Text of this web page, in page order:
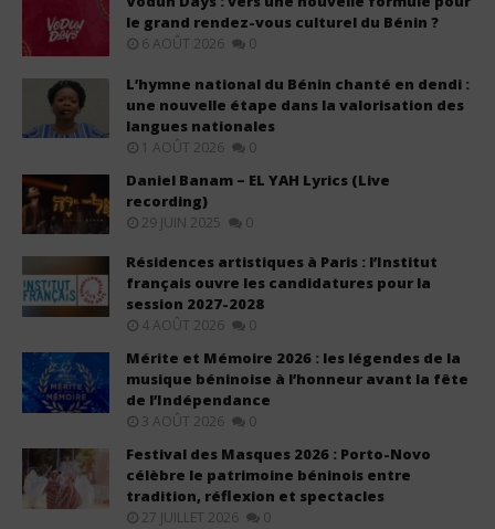
le grand rendez-vous culturel du Bénin ?
6 AOÛT 2026 0
L’hymne national du Bénin chanté en dendi :
une nouvelle étape dans la valorisation des
langues nationales
1 AOÛT 2026 0
Daniel Banam – EL YAH Lyrics (Live
recording)
29 JUIN 2025 0
Résidences artistiques à Paris : l’Institut
français ouvre les candidatures pour la
session 2027-2028
4 AOÛT 2026 0
Mérite et Mémoire 2026 : les légendes de la
musique béninoise à l’honneur avant la fête
de l’Indépendance
3 AOÛT 2026 0
Festival des Masques 2026 : Porto-Novo
célèbre le patrimoine béninois entre
tradition, réflexion et spectacles
27 JUILLET 2026 0